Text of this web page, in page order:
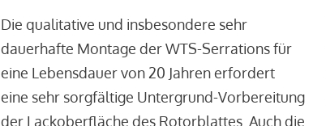
Die qualitative und insbesondere sehr
dauerhafte Montage der WTS-Serrations für
eine Lebensdauer von 20 Jahren erfordert
eine sehr sorgfältige Untergrund-Vorbereitung
der Lackoberfläche des Rotorblattes. Auch die